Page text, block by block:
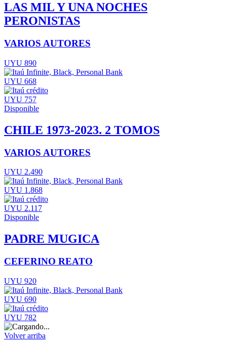
LAS MIL Y UNA NOCHES
PERONISTAS
VARIOS AUTORES
UYU 890
UYU 668
UYU 757
Disponible
CHILE 1973-2023. 2 TOMOS
VARIOS AUTORES
UYU 2.490
UYU 1.868
UYU 2.117
Disponible
PADRE MUGICA
CEFERINO REATO
UYU 920
UYU 690
UYU 782
Volver arriba